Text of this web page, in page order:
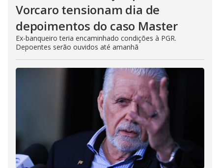
Vorcaro tensionam dia de
depoimentos do caso Master
Ex-banqueiro teria encaminhado condições à PGR.
Depoentes serão ouvidos até amanhã